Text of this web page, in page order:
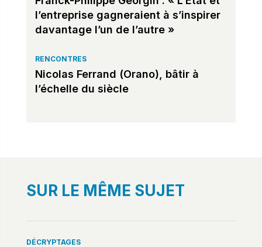
l’entreprise gagneraient à s’inspirer
davantage l’un de l’autre »
RENCONTRES
Nicolas Ferrand (Orano), bâtir à
l’échelle du siècle
SUR LE MÊME SUJET
DÉCRYPTAGES